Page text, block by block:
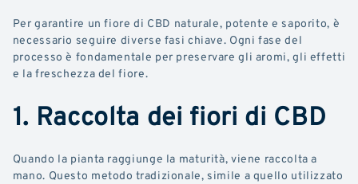
Per garantire un fiore di CBD naturale, potente e saporito, è
necessario seguire diverse fasi chiave. Ogni fase del
processo è fondamentale per preservare gli aromi, gli effetti
e la freschezza del fiore.
1. Raccolta dei fiori di CBD
Quando la pianta raggiunge la maturità, viene raccolta a
mano. Questo metodo tradizionale, simile a quello utilizzato